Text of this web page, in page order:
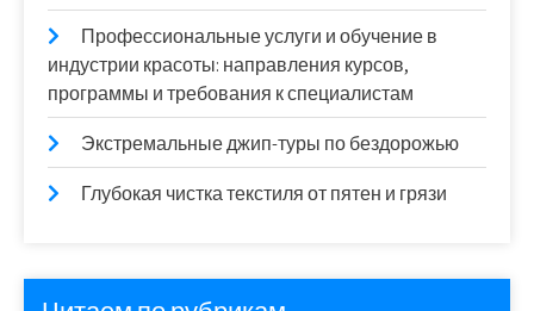
Профессиональные услуги и обучение в
индустрии красоты: направления курсов,
программы и требования к специалистам
Экстремальные джип-туры по бездорожью
Глубокая чистка текстиля от пятен и грязи